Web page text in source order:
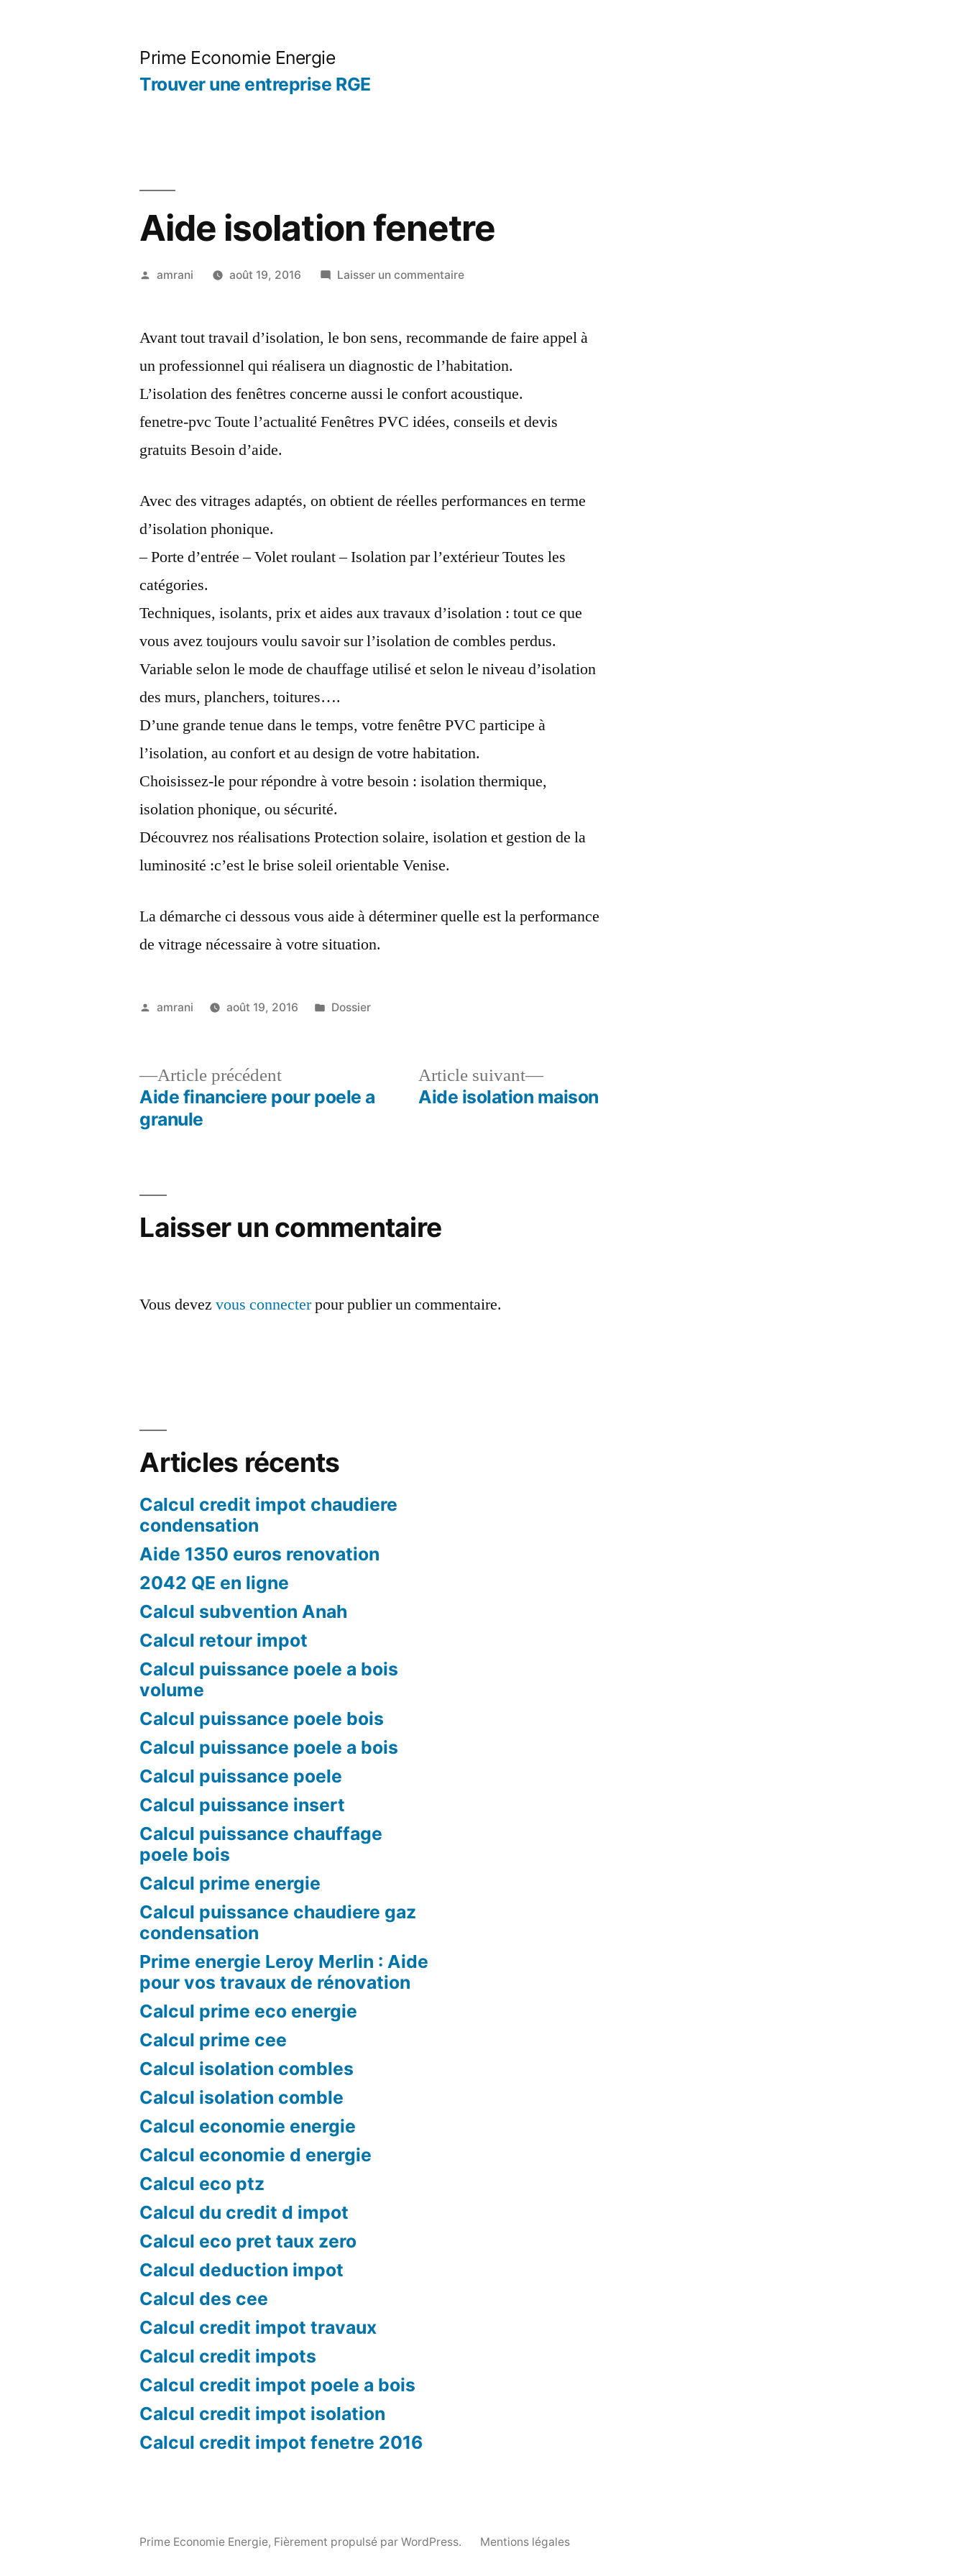
Prime Economie Energie
Trouver une entreprise RGE
Aide isolation fenetre
Publié
amrani août 19, 2016 Laisser un commentairesur
fenetre
Avant tout travail d’isolation, le bon sens, recommande de faire appel à
un professionnel qui réalisera un diagnostic de l’habitation.
L’isolation des fenêtres concerne aussi le confort acoustique.
fenetre-pvc Toute l’actualité Fenêtres PVC idées, conseils et devis
gratuits Besoin d’aide.
Avec des vitrages adaptés, on obtient de réelles performances en terme
d’isolation phonique.
– Porte d’entrée – Volet roulant – Isolation par l’extérieur Toutes les
catégories.
Techniques, isolants, prix et aides aux travaux d’isolation : tout ce que
vous avez toujours voulu savoir sur l’isolation de combles perdus.
Variable selon le mode de chauffage utilisé et selon le niveau d’isolation
des murs, planchers, toitures….
D’une grande tenue dans le temps, votre fenêtre PVC participe à
l’isolation, au confort et au design de votre habitation.
Choisissez-le pour répondre à votre besoin : isolation thermique,
isolation phonique, ou sécurité.
Découvrez nos réalisations Protection solaire, isolation et gestion de la
luminosité :c’est le brise soleil orientable Venise.
La démarche ci dessous vous aide à déterminer quelle est la performance
de vitrage nécessaire à votre situation.
Publié
amrani août 19, 2016
Publié
Dossier
Navigation
Article précédentArticle
précédent :
Aide financiere pour poele a
granule
Article suivant
Article
suivant :
Aide isolation maison
Laisser un commentaire
Vous devezvous connecterpour publier un commentaire.
Articles récents
Calcul credit impot chaudiere
condensation
Aide 1350 euros renovation
2042 QE en ligne
Calcul subvention Anah
Calcul retour impot
Calcul puissance poele a bois
volume
Calcul puissance poele bois
Calcul puissance poele a bois
Calcul puissance poele
Calcul puissance insert
Calcul puissance chauffage
poele bois
Calcul prime energie
Calcul puissance chaudiere gaz
condensation
Prime energie Leroy Merlin : Aide
pour vos travaux de rénovation
Calcul prime eco energie
Calcul prime cee
Calcul isolation combles
Calcul isolation comble
Calcul economie energie
Calcul economie d energie
Calcul eco ptz
Calcul du credit d impot
Calcul eco pret taux zero
Calcul deduction impot
Calcul des cee
Calcul credit impot travaux
Calcul credit impots
Calcul credit impot poele a bois
Calcul credit impot isolation
Calcul credit impot fenetre 2016
Prime Economie Energie, Fièrement propulsé par WordPress. Mentions légales